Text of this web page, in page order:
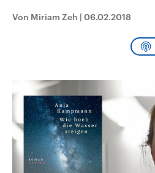
Sendungen Programm
Von Miriam Zeh | 06.02.2018